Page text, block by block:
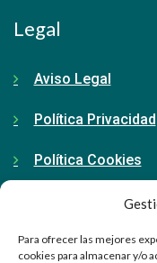
Para ofrecer las mejores
cookies para almacenar y/o
Legal
Aviso Legal
Política Privacidad
Política Cookies
Contacto